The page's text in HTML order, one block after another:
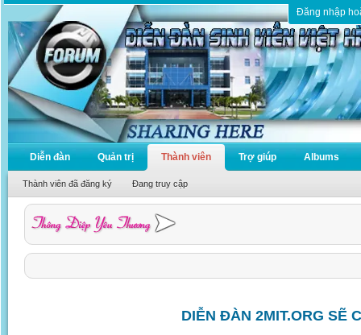
Đăng nhập
Diễn đàn Quản trị Thành viên
Thành viên đã đăng ký Đang truy cập
Trợ giúp Albums
DIỄN ĐÀN 2MIT.ORG SẼ